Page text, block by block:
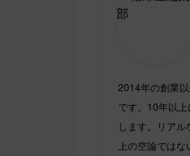
2014年の創業
です。10年以
します。リア
上の空論では